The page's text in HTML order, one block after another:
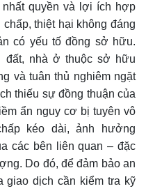
quyền và lợi ích hợp
thiệt hại không đáng
có yếu tố đồng sở hữu.
đất, nhà ở thuộc sở hữu
và tuân thủ nghiêm ngặt
thiếu sự đồng thuận của
ẩn nguy cơ bị tuyên vô
kéo dài, ảnh hưởng
các bên liên quan – đặc
Do đó, để đảm bảo an
giao dịch cần kiểm tra kỹ